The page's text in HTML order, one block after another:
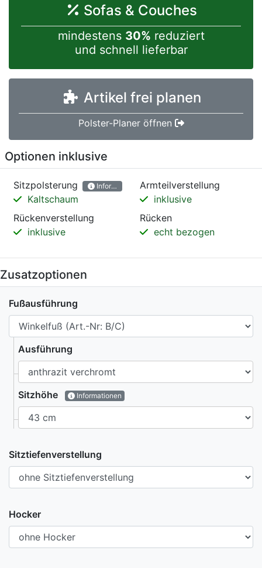
Sofas & Couches
mindestens 30% reduziert
und schnell lieferbar
Artikel frei planen
Polster-Planer öffnen
Optionen inklusive
Sitzpolsterung Informationen
Kaltschaum
Armteilverstellung
inklusive
Rückenverstellung
inklusive
Rücken
echt bezogen
Zusatzoptionen
Fußausführung
Ausführung
Sitzhöhe Informationen
Sitztiefenverstellung
Hocker